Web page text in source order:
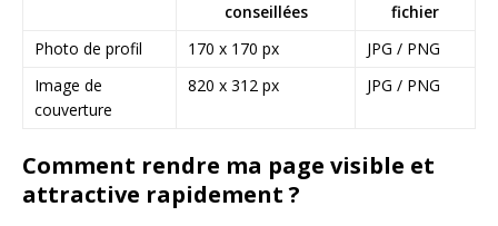
conseillées
fichier
Photo de profil
170 x 170 px
JPG / PNG
Image de
couverture
820 x 312 px JPG / PNG
Comment rendre ma page visible et
attractive rapidement ?